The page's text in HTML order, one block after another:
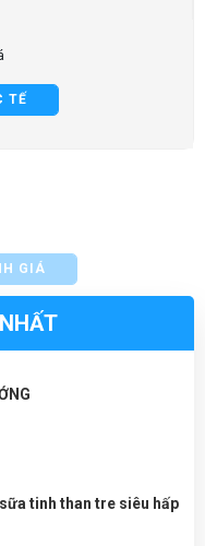
TẾ
GIÁ
tinh than tre siêu hấp